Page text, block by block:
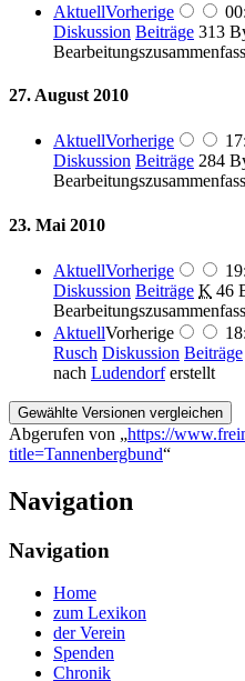
AktuellVorherige
Diskussion Beiträge 313
27. August 2010
AktuellVorherige
Diskussion Beiträge 284
23. Mai 2010
AktuellVorherige
Diskussion Beiträge K 46
AktuellVorherige
Rusch Diskussion Beiträge
nach Ludendorferstellt
Abgerufen von „https://
title=Tannenbergbund“
Navigation
Navigation
Home
zum Lexikon
der Verein
Spenden
Chronik